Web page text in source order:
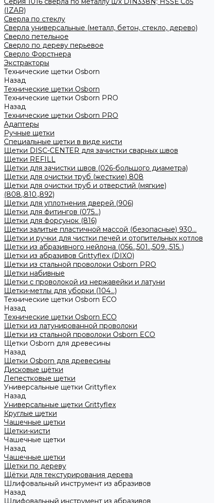
(IZAR)
Сверла по стеклу
Сверла универсальные (металл, бетон, стекло, дерево)
Сверло петельное
Сверло по дереву перьевое
Сверло Форстнера
Экстракторы
Технические щетки Osborn
Назад
Технические щетки Osborn
Технические щетки Osborn PRO
Назад
Технические щетки Osborn PRO
Адаптеры
Ручные щетки
Специальные щетки в виде кисти
Щетки DISC-CENTER для зачистки сварных швов
Щетки REFILL
Щетки для зачистки швов (026-большого диаметра)
Щетки для очистки труб (жесткие) 808
Щетки для очистки труб и отверстий (мягкие)
(808.,810.,892)
Щетки для уплотнения дверей (906)
Щетки для фитингов (075...)
Щетки для форсунок (816)
Щетки залитые пластичной массой (безопасные) 930...
Щетки и ручки для чистки печей и отопительных котлов
Щетки из абразивного нейлона (056..,501..,509..,515..)
Щетки из абразивов Grittyflex (DIXO)
Щетки из стальной проволоки Osborn PRO
Щетки набивные
Щетки с проволокой из нержавейки и латуни
Щетки-метлы для уборки (104...)
Технические щетки Osborn ЕСО
Назад
Технические щетки Osborn ЕСО
Щетки из латунированной проволоки
Щетки из стальной проволоки Osborn ECO
Щетки Osborn для древесины
Назад
Щетки Osborn для древесины
Дисковые щётки
Лепестковые щетки
Универсальные щетки Grittyflex
Назад
Универсальные щетки Grittyflex
Круглые щетки
Чашечные щетки
Щетки-кисти
Чашечные щетки
Назад
Чашечные щетки
Щетки по дереву
Щётки для текстурирования дерева
Шлифовальный инструмент из абразивов
Назад
Шлифовальный инструмент из абразивов